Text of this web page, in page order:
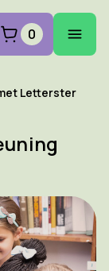
0
Letterster